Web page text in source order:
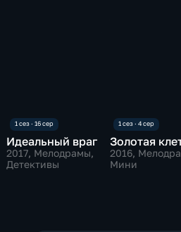
Идеальный враг
2017, Мелодрамы,
Детективы
Золотая
2016,
Мини